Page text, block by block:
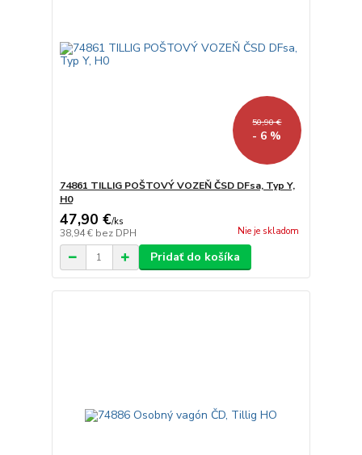
50,90 €
- 6 %
74861 TILLIG POŠTOVÝ VOZEŇ ČSD DFsa, Typ Y,
H0
47,90 €/ks
38,94 € bez DPH Nie je skladom
Pridať do košíka